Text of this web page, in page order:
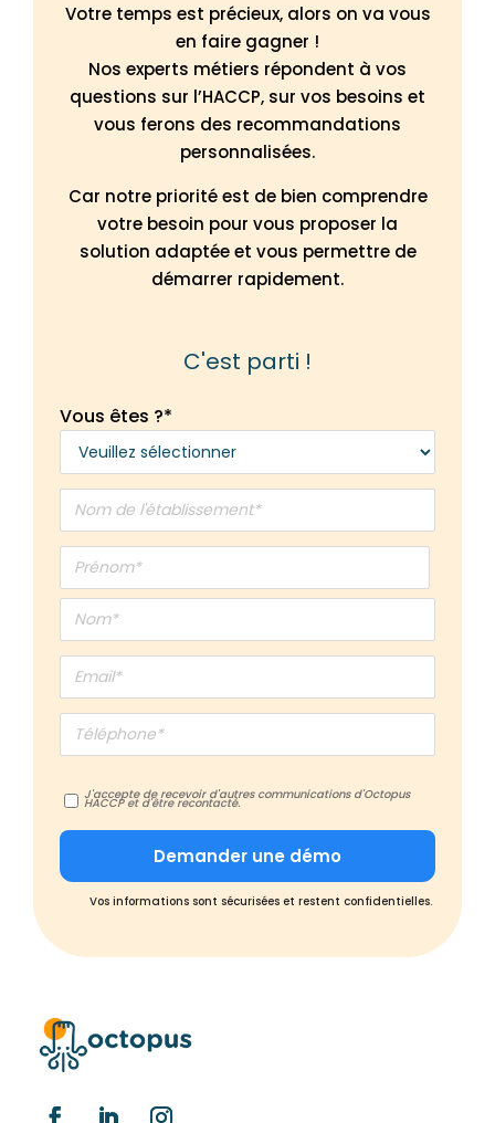
Je recommande vivement Mostafa à toute
personne souhaitant bénéficier d’un
accompagnement de qualité sur Octopus.
Merci encore pour votre aide et votre implication
Votre temps est précieux, alors on va vous
en faire gagner !
Nos experts métiers répondent à vos
questions sur l’HACCP, sur vos besoins et
vous ferons des recommandations
personnalisées.
Car notre priorité est de bien comprendre
votre besoin pour vous proposer la
solution adaptée et vous permettre de
démarrer rapidement.
C'est parti !
Vous êtes ?*
J'accepte de recevoir d'autres communications d'Octopus
HACCP et d'être recontacté.
Vos informations sont sécurisées et restent confidentielles.